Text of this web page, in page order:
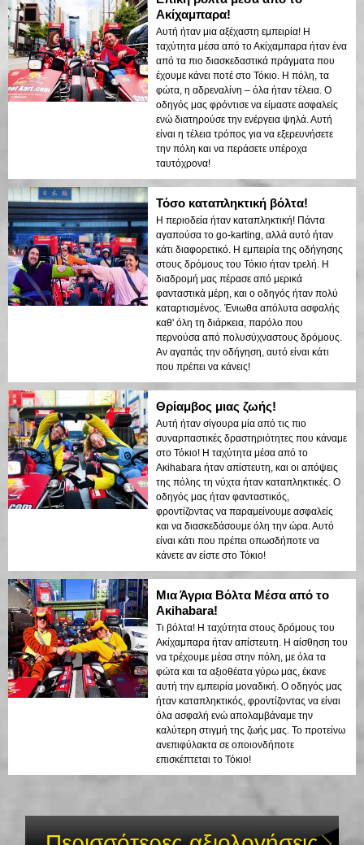
Ακίχαμπαρα!
Αυτή ήταν μια αξέχαστη εμπειρία! Η
ταχύτητα μέσα από το Ακίχαμπαρα ήταν ένα
από τα πιο διασκεδαστικά πράγματα που
έχουμε κάνει ποτέ στο Τόκιο. Η πόλη, τα
φώτα, η αδρεναλίνη – όλα ήταν τέλεια. Ο
οδηγός μας φρόντισε να είμαστε ασφαλείς
ενώ διατηρούσε την ενέργεια ψηλά. Αυτή
είναι η τέλεια τρόπος για να εξερευνήσετε
την πόλη και να περάσετε υπέροχα
ταυτόχρονα!
Τόσο καταπληκτική βόλτα!
Η περιοδεία ήταν καταπληκτική! Πάντα
αγαπούσα το go-karting, αλλά αυτό ήταν
κάτι διαφορετικό. Η εμπειρία της οδήγησης
στους δρόμους του Τόκιο ήταν τρελή. Η
διαδρομή μας πέρασε από μερικά
φανταστικά μέρη, και ο οδηγός ήταν πολύ
καταρτισμένος. Ένιωθα απόλυτα ασφαλής
καθ' όλη τη διάρκεια, παρόλο που
περνούσα από πολυσύχναστους δρόμους.
Αν αγαπάς την οδήγηση, αυτό είναι κάτι
που πρέπει να κάνεις!
Θρίαμβος μιας ζωής!
Αυτή ήταν σίγουρα μία από τις πιο
συναρπαστικές δραστηριότητες που κάναμε
στο Τόκιο! Η ταχύτητα μέσα από το
Ακihabara ήταν απίστευτη, και οι απόψεις
της πόλης τη νύχτα ήταν καταπληκτικές. Ο
οδηγός μας ήταν φανταστικός,
φροντίζοντας να παραμείνουμε ασφαλείς
και να διασκεδάσουμε όλη την ώρα. Αυτό
είναι κάτι που πρέπει οπωσδήποτε να
κάνετε αν είστε στο Τόκιο!
Μια Άγρια Βόλτα Μέσα από το
Ακihabara!
Τι βόλτα! Η ταχύτητα στους δρόμους του
Ακίχαμπαρα ήταν απίστευτη. Η αίσθηση του
να τρέχουμε μέσα στην πόλη, με όλα τα
φώτα και τα αξιοθέατα γύρω μας, έκανε
αυτή την εμπειρία μοναδική. Ο οδηγός μας
ήταν καταπληκτικός, φροντίζοντας να είναι
όλα ασφαλή ενώ απολαμβάναμε την
καλύτερη στιγμή της ζωής μας. Το προτείνω
ανεπιφύλακτα σε οποιονδήποτε
επισκέπτεται το Τόκιο!